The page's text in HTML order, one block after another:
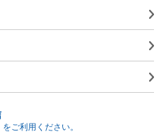
ご利用ください。